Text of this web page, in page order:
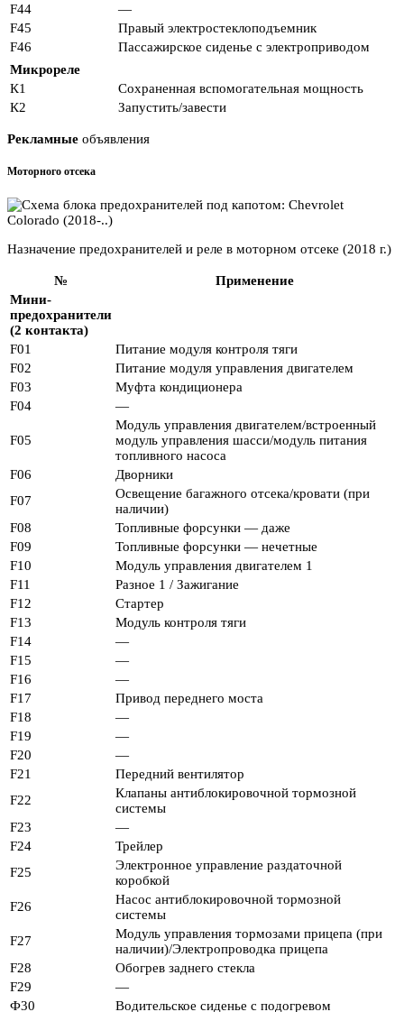
F44
—
F45
Правый электростеклоподъемник
F46
Пассажирское сиденье с электроприводом
Микрореле
К1
Сохраненная вспомогательная мощность
К2
Запустить/завести
Рекламные объявления
Моторного отсека
Назначение предохранителей и реле в моторном отсеке (2018 г.)
№
Применение
Мини-
предохранители
(2 контакта)
F01
Питание модуля контроля тяги
F02
Питание модуля управления двигателем
F03
Муфта кондиционера
F04
—
F05
Модуль управления двигателем/встроенный
модуль управления шасси/модуль питания
топливного насоса
F06
Дворники
F07
Освещение багажного отсека/кровати (при
наличии)
F08
Топливные форсунки — даже
F09
Топливные форсунки — нечетные
F10
Модуль управления двигателем 1
F11
Разное 1 / Зажигание
F12
Стартер
F13
Модуль контроля тяги
F14
—
F15
—
F16
—
F17
Привод переднего моста
F18
—
F19
—
F20
—
F21
Передний вентилятор
F22
Клапаны антиблокировочной тормозной
системы
F23
—
F24
Трейлер
F25
Электронное управление раздаточной
коробкой
F26
Насос антиблокировочной тормозной
системы
F27
Модуль управления тормозами прицепа (при
наличии)/Электропроводка прицепа
F28
Обогрев заднего стекла
F29
—
Ф30
Водительское сиденье с подогревом